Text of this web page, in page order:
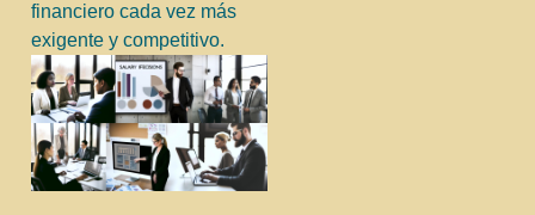
financiero cada vez más
exigente y competitivo.